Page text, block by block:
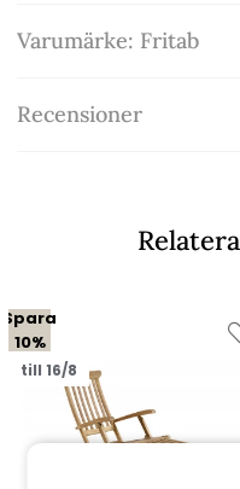
Varumärke: Fritab
Recensioner
Spara
10%
till 16/8